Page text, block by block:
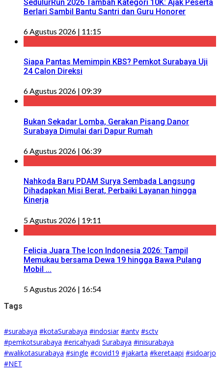
SedulurRun 2026 Tambah Kategori 10K: Ajak Peserta
Berlari Sambil Bantu Santri dan Guru Honorer
6 Agustus 2026 | 11:15
Siapa Pantas Memimpin KBS? Pemkot Surabaya Uji
24 Calon Direksi
6 Agustus 2026 | 09:39
Bukan Sekadar Lomba, Gerakan Pisang Danor
Surabaya Dimulai dari Dapur Rumah
6 Agustus 2026 | 06:39
Nahkoda Baru PDAM Surya Sembada Langsung
Dihadapkan Misi Berat, Perbaiki Layanan hingga
Kinerja
5 Agustus 2026 | 19:11
Felicia Juara The Icon Indonesia 2026: Tampil
Memukau bersama Dewa 19 hingga Bawa Pulang
Mobil ...
5 Agustus 2026 | 16:54
Tags
#surabaya #kotaSurabaya #indosiar #antv #sctv
#pemkotsurabaya #ericahyadi Surabaya #inisurabaya
#walikotasurabaya #single #covid19 #jakarta #keretaapi #sidoarjo
#NET